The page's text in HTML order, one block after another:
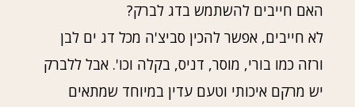
האם חייבים להשתמש בדג לברק?
לא חייבים, אפשר להכין סביצ'ה מכל דג ים לבן
ורזה כמו בורי, מוסר, דניס, בקלה וכו'. אבל ללברק
יש מרקם איכותי וטעם עדין במיוחד שמתאים